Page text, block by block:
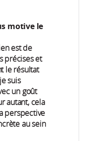
motive le
est de
précises et
le résultat
suis
un goût
autant, cela
perspective
au sein